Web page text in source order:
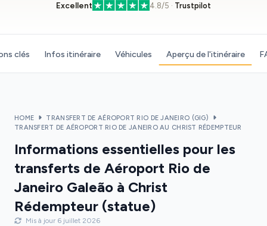
Excellent 4.8/5 · Trustpilot
clés Infos itinéraire Véhicules Aperçu de l'itinéraire
HOME
TRANSFERT DE AÉROPORT RIO DE JANEIRO (GIG)
TRANSFERT DE AÉROPORT RIO DE JANEIRO AU CHRIST RÉDEMPTEUR
Informations essentielles pour les
transferts de Aéroport Rio de
Janeiro Galeão à Christ
Rédempteur (statue)
Mis à jour 6 juillet 2026